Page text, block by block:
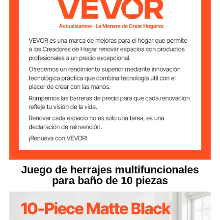
organizado.
Montaje en pared con
perforación
Peso neto 4,76 libras / 2,16 kg
Dimensiones del
23,43 x 3,94 x 3,15
pulgadas / 595 x 100 x 80
mm
Juego de herrajes multifuncionales
para baño de 10 piezas